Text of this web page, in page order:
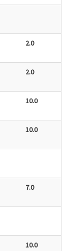
2.0
2.0
10.0
10.0
7.0
10.0